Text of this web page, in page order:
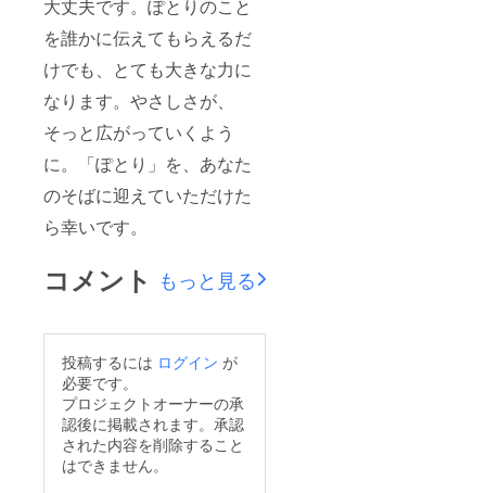
大丈夫です。ぽとりのこと
を誰かに伝えてもらえるだ
けでも、とても大きな力に
なります。やさしさが、
そっと広がっていくよう
に。「ぽとり」を、あなた
のそばに迎えていただけた
ら幸いです。
コメント もっと見る
投稿するには ログイン が
必要です。
プロジェクトオーナーの承
認後に掲載されます。承認
された内容を削除すること
はできません。